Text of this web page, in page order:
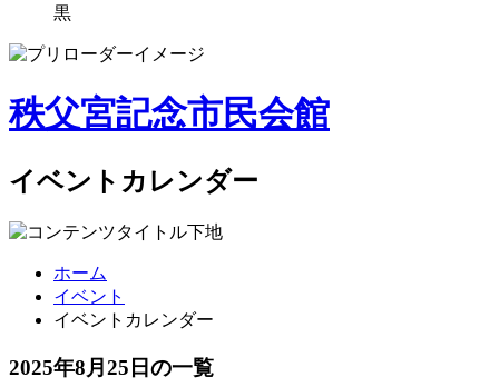
黒
秩父宮記念市民会館
イベントカレンダー
ホーム
イベント
イベントカレンダー
2025年8月25日の一覧